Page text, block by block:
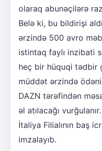
olaraq abunəçilərə
Belə ki, bu bildirişi
ərzində 500 avro
istintaq faylı inzibati
heç bir hüquqi tədbir
müddət ərzində
DAZN tərəfindən
əl atılacağı
İtaliya Filialının baş
imzalayıb.